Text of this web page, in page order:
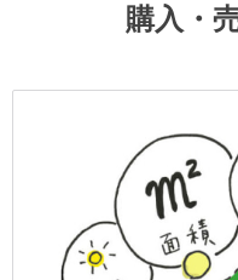
購入・